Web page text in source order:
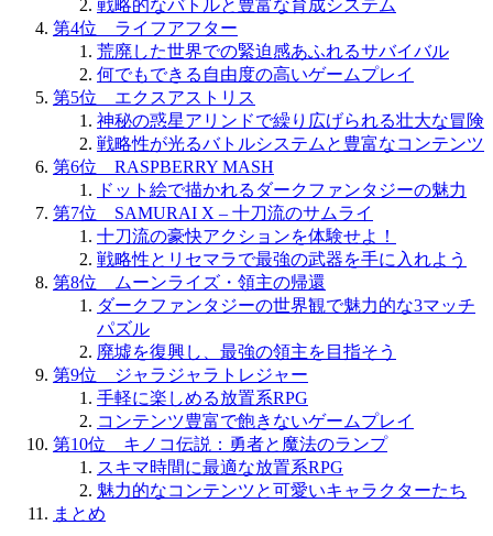
戦略的なバトルと豊富な育成システム
第4位 ライフアフター
荒廃した世界での緊迫感あふれるサバイバル
何でもできる自由度の高いゲームプレイ
第5位 エクスアストリス
神秘の惑星アリンドで繰り広げられる壮大な冒険
戦略性が光るバトルシステムと豊富なコンテンツ
第6位 RASPBERRY MASH
ドット絵で描かれるダークファンタジーの魅力
第7位 SAMURAI X – 十刀流のサムライ
十刀流の豪快アクションを体験せよ！
戦略性とリセマラで最強の武器を手に入れよう
第8位 ムーンライズ・領主の帰還
ダークファンタジーの世界観で魅力的な3マッチ
パズル
廃墟を復興し、最強の領主を目指そう
第9位 ジャラジャラトレジャー
手軽に楽しめる放置系RPG
コンテンツ豊富で飽きないゲームプレイ
第10位 キノコ伝説：勇者と魔法のランプ
スキマ時間に最適な放置系RPG
魅力的なコンテンツと可愛いキャラクターたち
まとめ